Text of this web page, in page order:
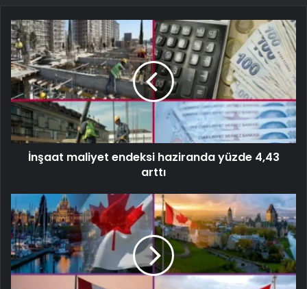
İnşaat maliyet endeksi haziranda yüzde 4,43
arttı